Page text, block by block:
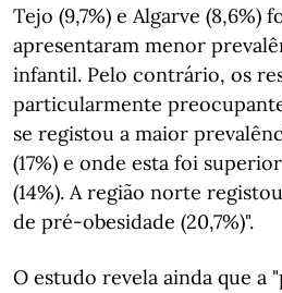
Tejo (9,7%) e Algarve (8,6%)
apresentaram menor
infantil. Pelo contrário, os
particularmente
se registou a maior
(17%) e onde esta foi
(14%). A região norte
de pré-obesidade (20,7%)".
O estudo revela ainda que a